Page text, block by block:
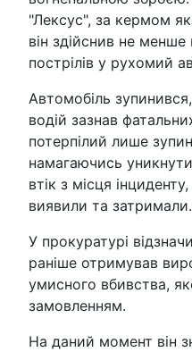
"Лексус", за кермом
він здійснив не менше
пострілів у рухомий
Автомобіль
водій зазнав
потерпілий лише
намагаючись
втік з місця
виявили та затримали.
У прокуратурі
раніше отримував
умисного вбивства,
замовленням.
На даний момент він